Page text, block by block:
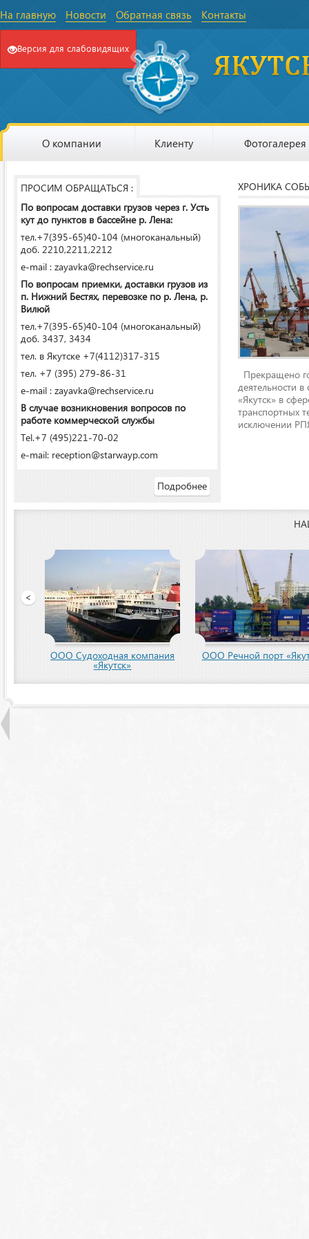
На главную Новости Обратная связь Контакты
Версия для слабовидящих
О компании Клиенту Фотогалерея
ПРОСИМ ОБРАЩАТЬСЯ :
По вопросам доставки грузов через г. Усть
кут до пунктов в бассейне р. Лена:
тел.+7(395-65)40-104 (многоканальный)
доб. 2210,2211,2212
e-mail : zayavka@rechservice.ru
По вопросам приемки, доставки грузов из
п. Нижний Бестях, перевозке по р. Лена, р.
Вилюй
тел.+7(395-65)40-104 (многоканальный)
доб. 3437, 3434
тел. в Якутске +7(4112)317-315
тел. +7 (395) 279-86-31
e-mail : zayavka@rechservice.ru
В случае возникновения вопросов по
работе коммерческой службы
Tel.+7 (495)221-70-02
e-mail: reception@starwayp.com
Подробнее
ХРОНИКА
Прекращено
деятельности
«Якутск» в
транспортных
исключении
<
ООО Речной порт «Якутск»
ООО «Якутский речной